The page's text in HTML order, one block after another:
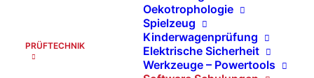
PRÜFTECHNIK
Oekotrophologie
Spielzeug
Kinderwagenprüfung
Elektrische Sicherheit
Werkzeuge – Powertools
Suche